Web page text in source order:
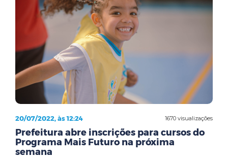
1670 visualizações
20/07/2022, às 12:24
Prefeitura abre inscrições para cursos do
Programa Mais Futuro na próxima
semana